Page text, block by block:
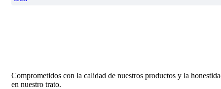
Comprometidos con la calidad de nuestros productos y la
en nuestro trato.